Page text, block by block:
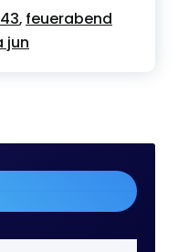
, feuerabend
jun